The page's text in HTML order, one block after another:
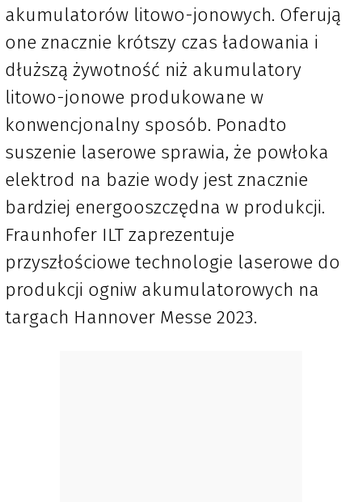
akumulatorów litowo-jonowych. Oferują
one znacznie krótszy czas ładowania i
dłuższą żywotność niż akumulatory
litowo-jonowe produkowane w
konwencjonalny sposób. Ponadto
suszenie laserowe sprawia, że powłoka
elektrod na bazie wody jest znacznie
bardziej energooszczędna w produkcji.
Fraunhofer ILT zaprezentuje
przyszłościowe technologie laserowe do
produkcji ogniw akumulatorowych na
targach Hannover Messe 2023.